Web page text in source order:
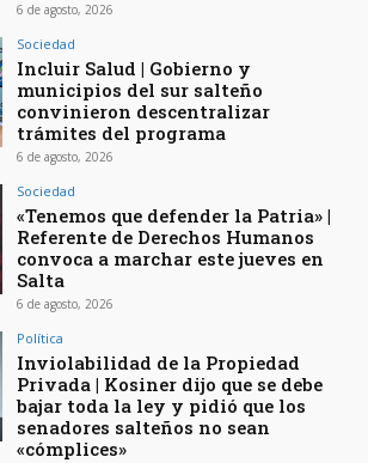
6 de agosto, 2026
Sociedad
Incluir Salud | Gobierno y
municipios del sur salteño
convinieron descentralizar
trámites del programa
6 de agosto, 2026
Sociedad
«Tenemos que defender la Patria» |
Referente de Derechos Humanos
convoca a marchar este jueves en
Salta
6 de agosto, 2026
Política
Inviolabilidad de la Propiedad
Privada | Kosiner dijo que se debe
bajar toda la ley y pidió que los
senadores salteños no sean
«cómplices»